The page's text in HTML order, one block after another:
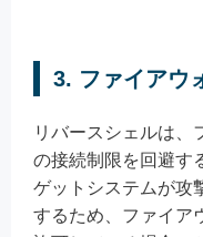
3. ファイアウ
リバースシェルは、
の接続制限を回避す
ゲットシステムが攻
するため、ファイア